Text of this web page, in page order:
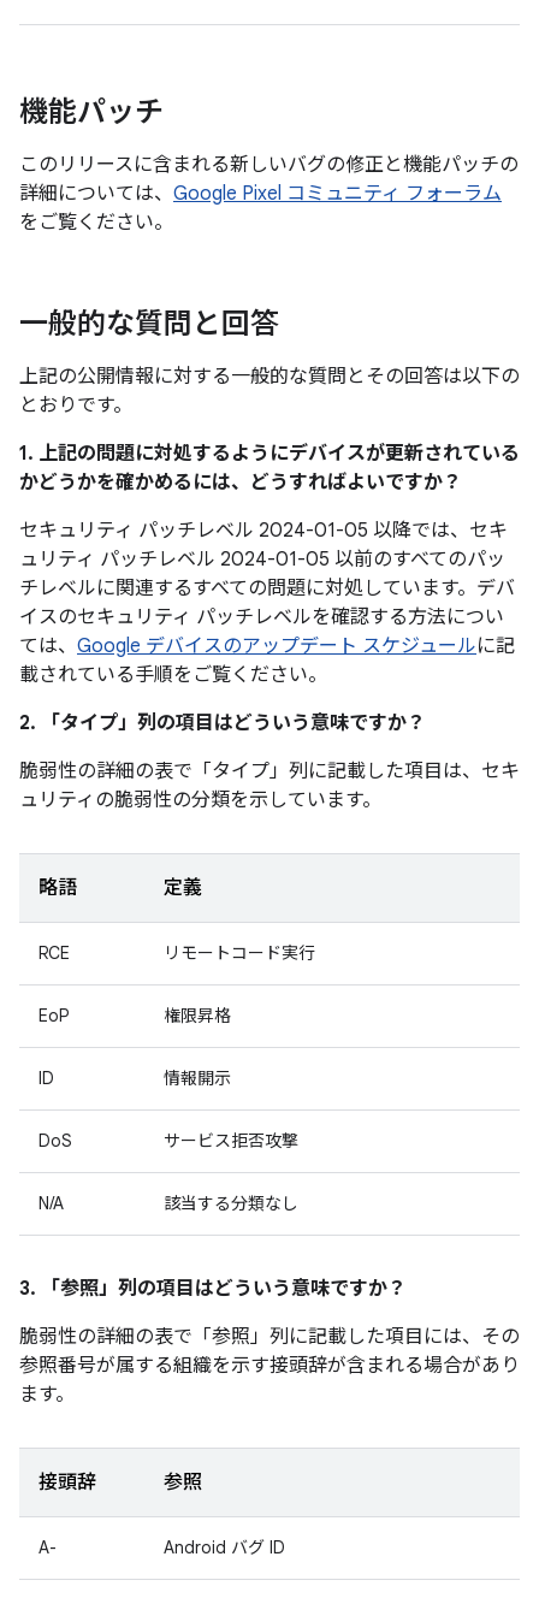
機能パッチ
このリリースに含まれる新しいバグの修正と機能パッチの
詳細については、 Google Pixel コミュニティ フォーラム
をご覧ください。
一般的な質問と回答
上記の公開情報に対する一般的な質問とその回答は以下の
とおりです。
1. 上記の問題に対処するようにデバイスが更新されている
かどうかを確かめるには、どうすればよいですか？
セキュリティ パッチレベル 2024-01-05 以降では、セキ
ュリティ パッチレベル 2024-01-05 以前のすべてのパッ
チレベルに関連するすべての問題に対処しています。デバ
イスのセキュリティ パッチレベルを確認する方法につい
ては、 Google デバイスのアップデート スケジュールに記
載されている手順をご覧ください。
2. 「タイプ」 列の項目はどういう意味ですか？
脆弱性の詳細の表で「タイプ」 列に記載した項目は、セキ
ュリティの脆弱性の分類を示しています。
略語 定義
RCE リモートコード実行
EoP 権限昇格
ID 情報開示
DoS サービス拒否攻撃
N/A 該当する分類なし
3. 「参照」 列の項目はどういう意味ですか？
脆弱性の詳細の表で「参照」 列に記載した項目には、その
参照番号が属する組織を示す接頭辞が含まれる場合があり
ます。
接頭辞 参照
A- Android バグ ID